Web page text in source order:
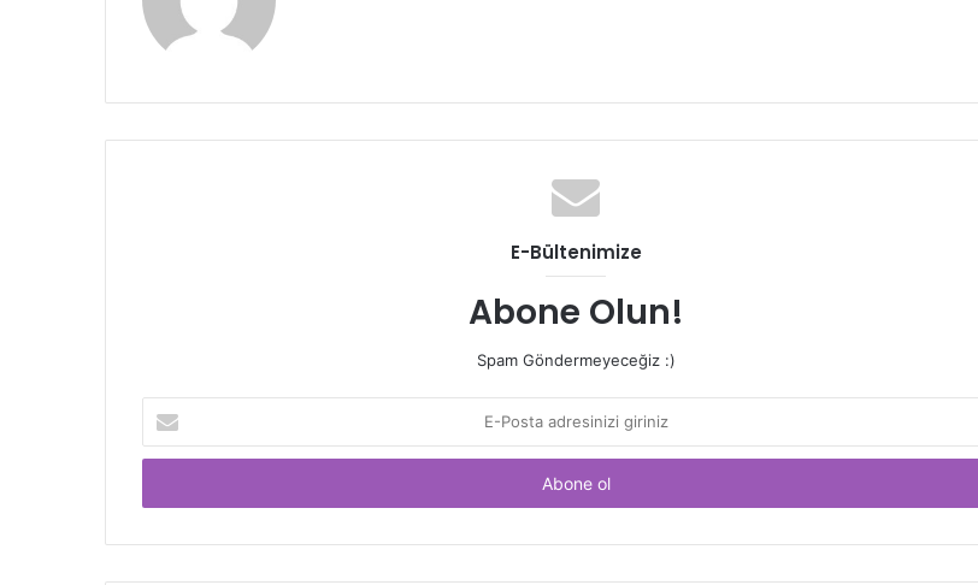
E-Bültenimize
Abone Olun!
Spam Göndermeyeceğiz :)
Posta
adresinizi